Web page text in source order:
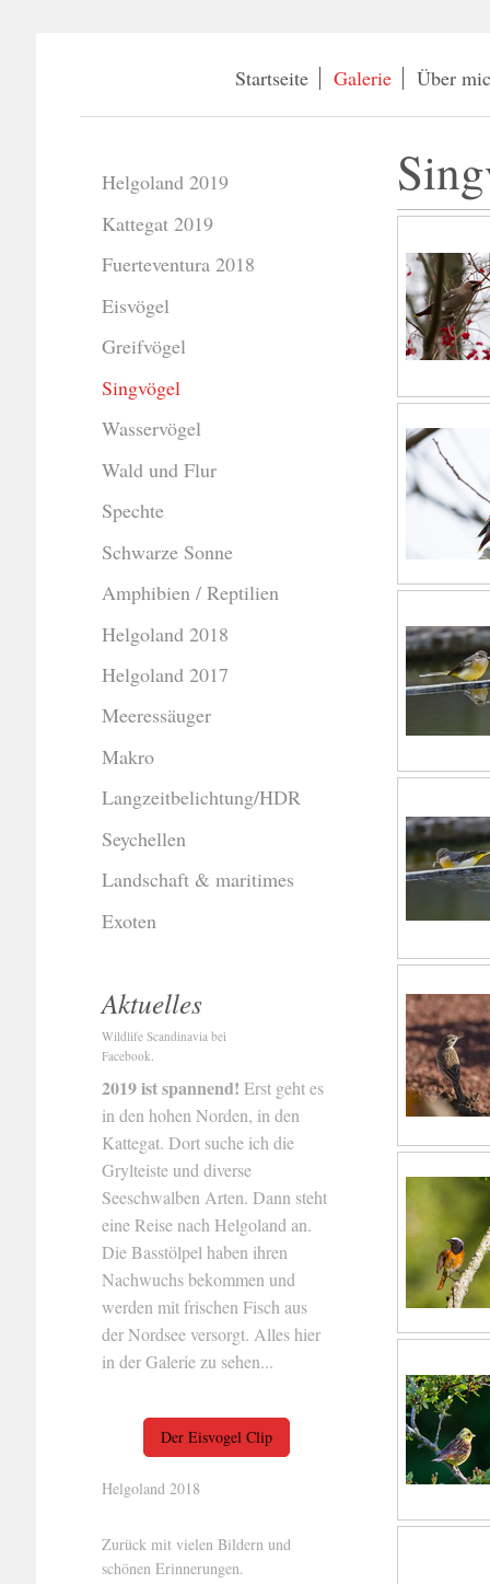
Startseite Galerie Über
Helgoland 2019
Kattegat 2019
Fuerteventura 2018
Eisvögel
Greifvögel
Singvögel
Wasservögel
Wald und Flur
Spechte
Schwarze Sonne
Amphibien / Reptilien
Helgoland 2018
Helgoland 2017
Meeressäuger
Makro
Langzeitbelichtung/HDR
Seychellen
Landschaft & maritimes
Exoten
Aktuelles
Wildlife Scandinavia bei
Facebook.
2019 ist spannend! Erst geht es
in den hohen Norden, in den
Kattegat. Dort suche ich die
Grylteiste und diverse
Seeschwalben Arten. Dann steht
eine Reise nach Helgoland an.
Die Basstölpel haben ihren
Nachwuchs bekommen und
werden mit frischen Fisch aus
der Nordsee versorgt. Alles hier
in der Galerie zu sehen...
Der Eisvogel Clip
Helgoland 2018
Zurück mit vielen Bildern und
schönen Erinnerungen.